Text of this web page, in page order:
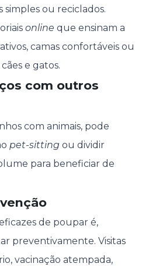
simples ou reciclados.
online que ensinam a
camas confortáveis ou
e gatos.
com outros
com animais, pode
pet-sittingou dividir
para beneficiar de
de poupar é,
preventivamente. Visitas
vacinação atempada,